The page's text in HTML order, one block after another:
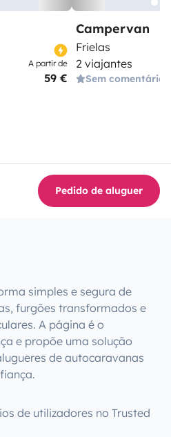
A partir de
59 €
Campervan
Frielas
2 viajantes
Sem comentários
Pedido de aluguer
simples e segura de
furgões transformados e
A página é o
e propõe uma solução
de autocaravanas
de utilizadores no Trusted